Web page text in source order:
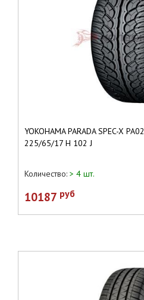
YOKOHAMA PARADA SPEC-X PA02
225/65/17 H 102 J
Количество: > 4 шт.
10187 руб